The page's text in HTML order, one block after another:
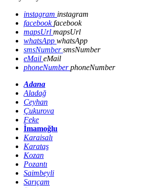
instagram instagram
facebookfacebook
mapsUrl mapsUrl
whatsApp whatsApp
smsNumbersmsNumber
eMail eMail
phoneNumberphoneNumber
Adana
Aladağ
Ceyhan
Çukurova
Feke
İmamoğlu
Karaisalı
Karataş
Kozan
Pozantı
Saimbeyli
Sarıçam